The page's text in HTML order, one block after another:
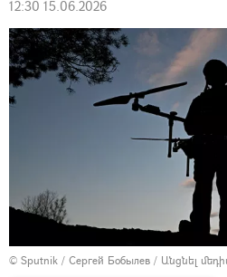
12:30 15.06.2026
© Sputnik / Сергей Бобылев / Անցնել